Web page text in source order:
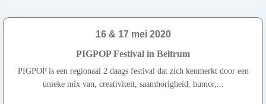
16 & 17 mei 2020
PIGPOP Festival in Beltrum
PIGPOP is een regionaal 2 daags festival dat zich kenmerkt door een
unieke mix van, creativiteit, saamhorigheid, humor,...